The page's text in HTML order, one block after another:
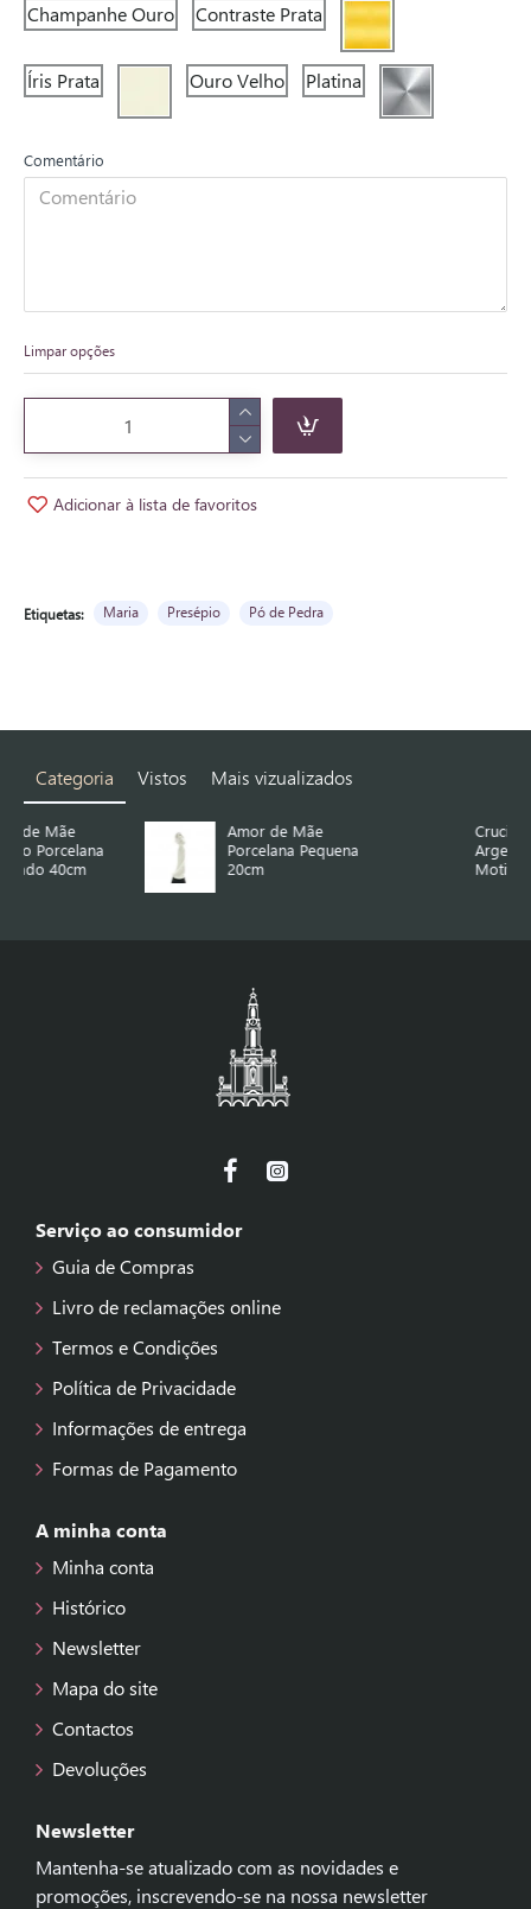
Champanhe Ouro Contraste Prata
Íris Prata Ouro Velho Platina
Comentário
Limpar opções
Adicionar à lista de favoritos
Etiquetas: Maria Presépio Pó de Pedra
Categoria Vistos Mais vizualizados
Amor de Mãe
Porcelana Pequena
Crucifixo de Pousar
Serviço ao consumidor
Guia de Compras
Livro de reclamações online
Termos e Condições
Política de Privacidade
Informações de entrega
Formas de Pagamento
A minha conta
Minha conta
Histórico
Newsletter
Mapa do site
Contactos
Devoluções
Newsletter
Mantenha-se atualizado com as novidades e
promoções, inscrevendo-se na nossa newsletter